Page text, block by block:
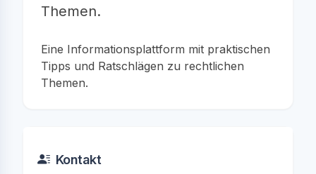
Themen.
Eine Informationsplattform mit praktischen
Tipps und Ratschlägen zu rechtlichen
Themen.
Kontakt